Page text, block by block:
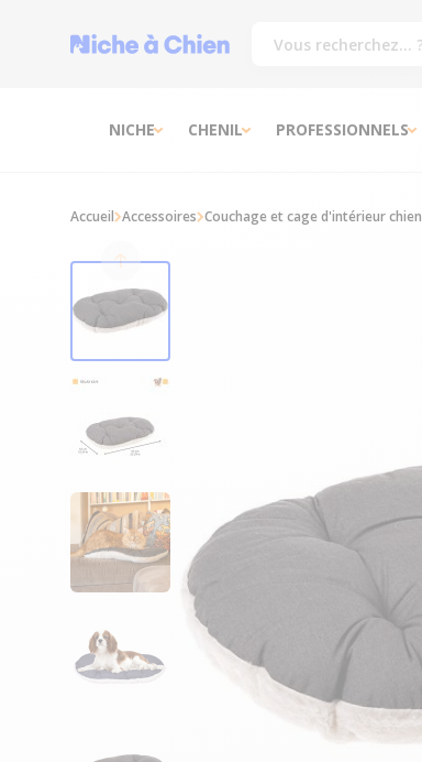
NICHE CHENIL PROFESSIONNELS
Accueil Accessoires Couchage et cage d'intérieur chien